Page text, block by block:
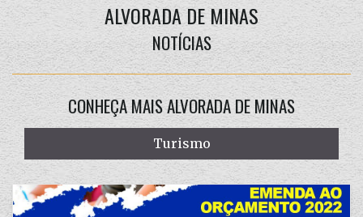
ALVORADA DE MINAS
NOTÍCIAS
CONHEÇA MAIS ALVORADA DE MINAS
Turismo